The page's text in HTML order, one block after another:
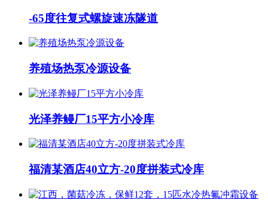
-65度往复式螺旋速冻隧道
养殖场热泵冷源设备
光泽养鳗厂15平方小冷库
福清某酒店40立方-20度拼装式冷库